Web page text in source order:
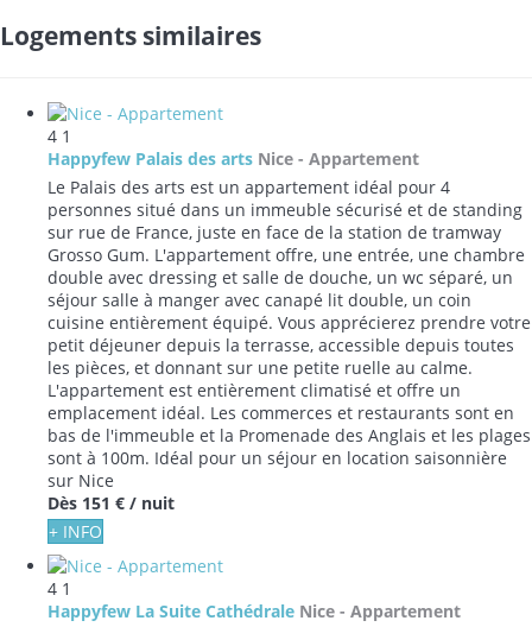
Logements similaires
4 1
Happyfew Palais des arts Nice - Appartement
Le Palais des arts est un appartement idéal pour 4
personnes situé dans un immeuble sécurisé et de standing
sur rue de France, juste en face de la station de tramway
Grosso Gum. L'appartement offre, une entrée, une chambre
double avec dressing et salle de douche, un wc séparé, un
séjour salle à manger avec canapé lit double, un coin
cuisine entièrement équipé. Vous apprécierez prendre votre
petit déjeuner depuis la terrasse, accessible depuis toutes
les pièces, et donnant sur une petite ruelle au calme.
L'appartement est entièrement climatisé et offre un
emplacement idéal. Les commerces et restaurants sont en
bas de l'immeuble et la Promenade des Anglais et les plages
sont à 100m. Idéal pour un séjour en location saisonnière
sur Nice
Dès 151 € / nuit
+ INFO
4 1
Happyfew La Suite Cathédrale Nice - Appartement